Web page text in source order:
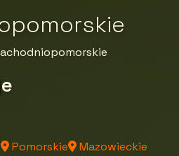
Pomorskie
Mazowieckie